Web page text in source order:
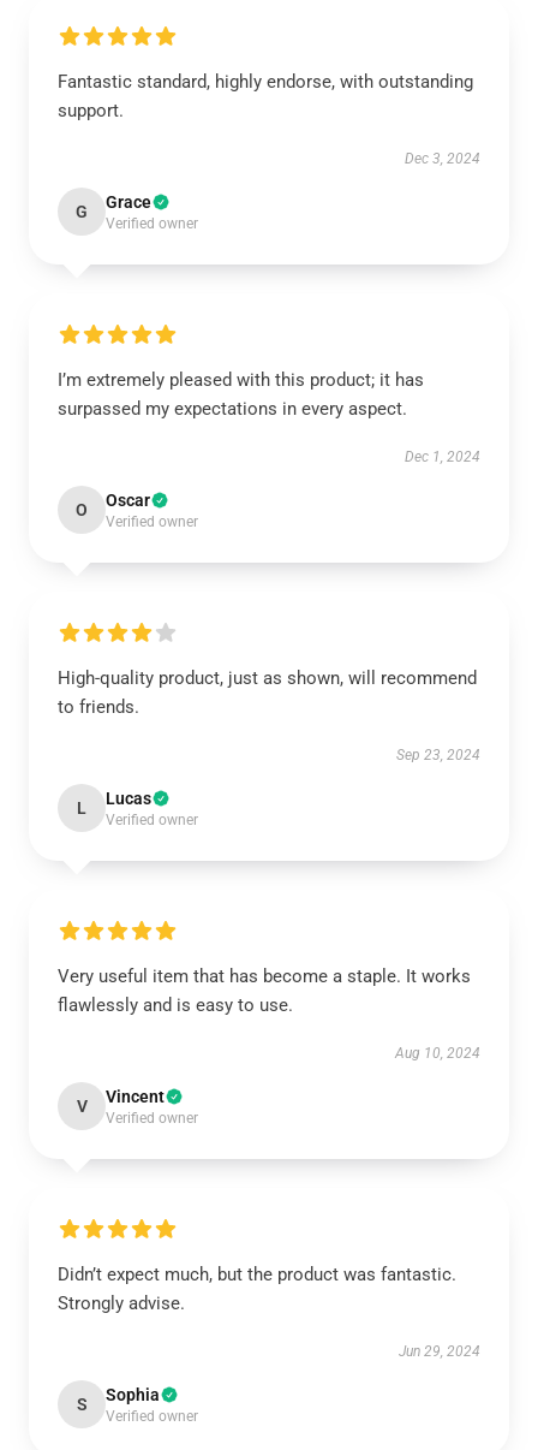
Fantastic standard, highly endorse, with outstanding
support.
Dec 3, 2024
G Grace
Verified owner
I’m extremely pleased with this product; it has
surpassed my expectations in every aspect.
Dec 1, 2024
O Oscar
Verified owner
High-quality product, just as shown, will recommend
to friends.
Sep 23, 2024
L Lucas
Verified owner
Very useful item that has become a staple. It works
flawlessly and is easy to use.
Aug 10, 2024
V Vincent
Verified owner
Didn’t expect much, but the product was fantastic.
Strongly advise.
Jun 29, 2024
S Sophia
Verified owner